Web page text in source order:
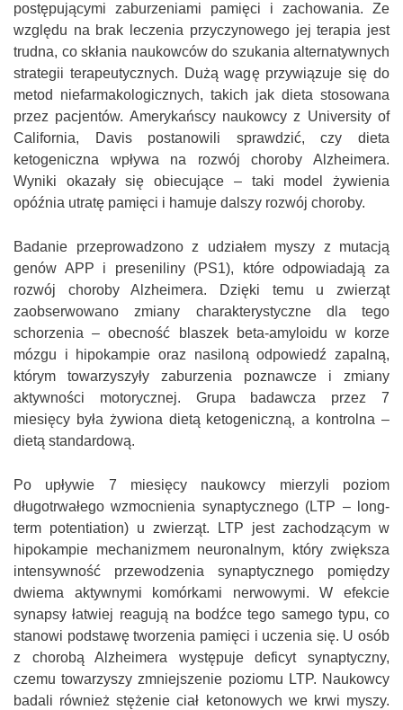
postępującymi zaburzeniami pamięci i zachowania. Ze
względu na brak leczenia przyczynowego jej terapia jest
trudna, co skłania naukowców do szukania alternatywnych
strategii terapeutycznych. Dużą wagę przywiązuje się do
metod niefarmakologicznych, takich jak dieta stosowana
przez pacjentów. Amerykańscy naukowcy z University of
California, Davis postanowili sprawdzić, czy dieta
ketogeniczna wpływa na rozwój choroby Alzheimera.
Wyniki okazały się obiecujące – taki model żywienia
opóźnia utratę pamięci i hamuje dalszy rozwój choroby.
Badanie przeprowadzono z udziałem myszy z mutacją
genów APP i preseniliny (PS1), które odpowiadają za
rozwój choroby Alzheimera. Dzięki temu u zwierząt
zaobserwowano zmiany charakterystyczne dla tego
schorzenia – obecność blaszek beta-amyloidu w korze
mózgu i hipokampie oraz nasiloną odpowiedź zapalną,
którym towarzyszyły zaburzenia poznawcze i zmiany
aktywności motorycznej. Grupa badawcza przez 7
miesięcy była żywiona dietą ketogeniczną, a kontrolna –
dietą standardową.
Po upływie 7 miesięcy naukowcy mierzyli poziom
długotrwałego wzmocnienia synaptycznego (LTP – long-
term potentiation) u zwierząt. LTP jest zachodzącym w
hipokampie mechanizmem neuronalnym, który zwiększa
intensywność przewodzenia synaptycznego pomiędzy
dwiema aktywnymi komórkami nerwowymi. W efekcie
synapsy łatwiej reagują na bodźce tego samego typu, co
stanowi podstawę tworzenia pamięci i uczenia się. U osób
z chorobą Alzheimera występuje deficyt synaptyczny,
czemu towarzyszy zmniejszenie poziomu LTP. Naukowcy
badali również stężenie ciał ketonowych we krwi myszy.